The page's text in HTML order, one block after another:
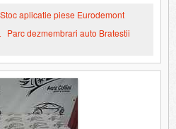
Stoc aplicatie piese Eurodemont
Parc dezmembrari auto Bratestii